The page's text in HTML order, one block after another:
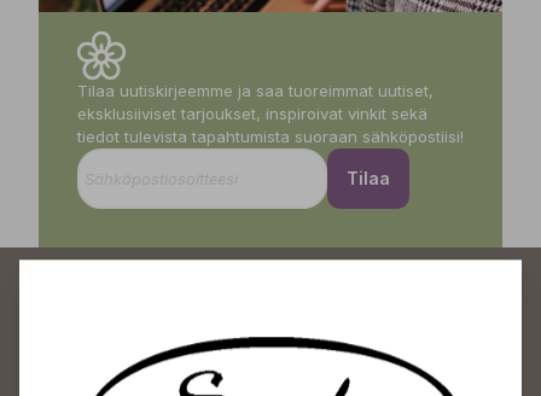
Tilaa uutiskirjeemme ja saa tuoreimmat uutiset,
eksklusiiviset tarjoukset, inspiroivat vinkit sekä
tiedot tulevista tapahtumista suoraan sähköpostiisi!
Tilaa